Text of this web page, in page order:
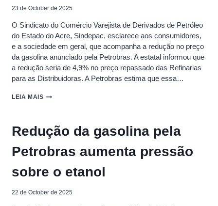
ESTADOS
SOBE
9
E
NO
DF,
MOSTRA
ANP
23 de October de 2025
O Sindicato do Comércio Varejista de Derivados de Petróleo
do Estado do Acre, Sindepac, esclarece aos consumidores,
e a sociedade em geral, que acompanha a redução no preço
da gasolina anunciado pela Petrobras. A estatal informou que
a redução seria de 4,9% no preço repassado das Refinarias
para as Distribuidoras. A Petrobras estima que essa…
LEIA MAIS NOTA
Redução da gasolina pela
Petrobras aumenta pressão
sobre o etanol
22 de October de 2025